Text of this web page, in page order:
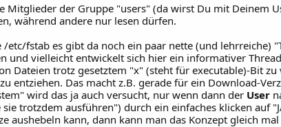
Mitglieder der Gruppe "users" (da wirst Du mit Deinem
während andere nur lesen dürfen.
/etc/fstab es gibt da noch ein paar nette (und lehrreiche)
und vielleicht entwickelt sich hier ein informativer
Dateien trotz gesetztem "x" (steht für executable)-Bit
entziehen. Das macht z.B. gerade für ein Download-
wird das ja auch versucht, nur wenn dann der User
trotzdem ausführen") durch ein einfaches klicken auf
aushebeln kann, dann kann man das Konzept gleich